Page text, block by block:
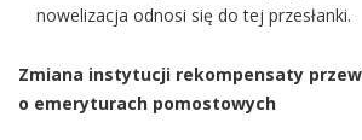
nowelizacja odnosi się do tej przesłanki.
Zmiana instytucji rekompensaty
o emeryturach pomostowych